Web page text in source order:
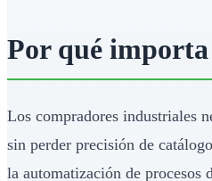
Por qué importa
Los compradores industriales
sin perder precisión de
la automatización de procesos